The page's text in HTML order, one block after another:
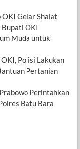
OKI Gelar Shalat
Bupati OKI
Muda untuk
Polisi Lakukan
Pertanian
Perintahkan
Batu Bara